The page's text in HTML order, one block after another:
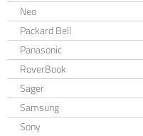
Neo
Packard Bell
Panasonic
RoverBook
Sager
Samsung
Sony